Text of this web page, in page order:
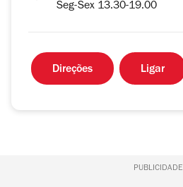
Seg-Sex 13.30-19.00
Direções Ligar
PUBLICIDADE